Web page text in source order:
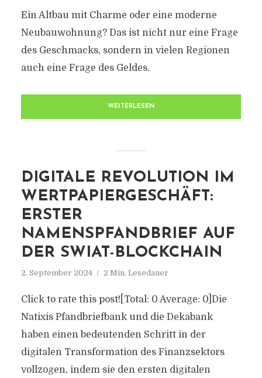
Ein Altbau mit Charme oder eine moderne
Neubauwohnung? Das ist nicht nur eine Frage
des Geschmacks, sondern in vielen Regionen
auch eine Frage des Geldes.
WEITERLESEN
DIGITALE REVOLUTION IM
WERTPAPIERGESCHÄFT:
ERSTER
NAMENSPFANDBRIEF AUF
DER SWIAT-BLOCKCHAIN
2. September 2024 2 Min. Lesedauer
Click to rate this post![Total: 0 Average: 0]Die
Natixis Pfandbriefbank und die Dekabank
haben einen bedeutenden Schritt in der
digitalen Transformation des Finanzsektors
vollzogen, indem sie den ersten digitalen